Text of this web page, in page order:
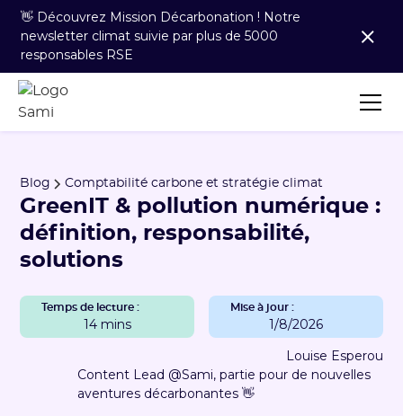
👋 Découvrez Mission Décarbonation ! Notre
newsletter climat suivie par plus de 5000
responsables RSE
Blog Comptabilité carbone et stratégie climat
GreenIT & pollution numérique :
définition, responsabilité,
solutions
Temps de lecture :
14 mins
Mise à jour :
1/8/2026
Louise Esperou
Content Lead @Sami, partie pour de nouvelles
aventures décarbonantes 👋